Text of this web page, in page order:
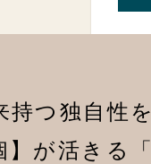
持つ独自性
】が活きる